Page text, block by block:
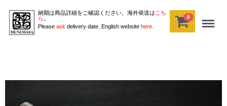
納期は商品詳細をご確認ください。海外発送は こち
ら 。
Please ask delivery date. English website here
0 Menu